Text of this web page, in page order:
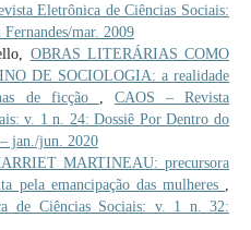
Eletrônica de Ciências Sociais:
mar. 2009
OBRAS LITERÁRIAS COMO
DE SOCIOLOGIA: a realidade
de ficção
CAOS – Revista
v. 1 n. 24: Dossiê Por Dentro do
jan./jun. 2020
MARTINEAU: precursora
pela emancipação das mulheres
de Ciências Sociais: v. 1 n. 32: